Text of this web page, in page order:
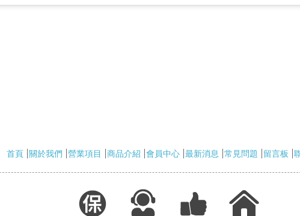
首頁 關於我們 營業項目 商品介紹 會員中心 最新消息 常見問題 留言板